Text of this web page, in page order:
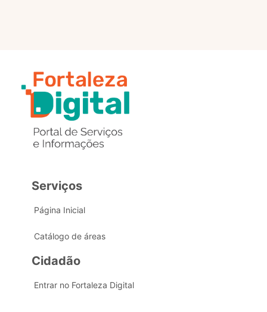
Serviços
Página Inicial
Catálogo de áreas
Cidadão
Entrar no Fortaleza Digital